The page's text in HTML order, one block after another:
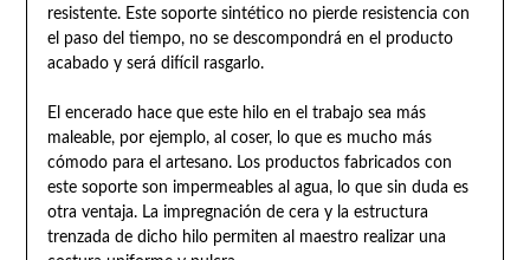
resistente. Este soporte sintético no pierde resistencia con
el paso del tiempo, no se descompondrá en el producto
acabado y será difícil rasgarlo.
El encerado hace que este hilo en el trabajo sea más
maleable, por ejemplo, al coser, lo que es mucho más
cómodo para el artesano. Los productos fabricados con
este soporte son impermeables al agua, lo que sin duda es
otra ventaja. La impregnación de cera y la estructura
trenzada de dicho hilo permiten al maestro realizar una